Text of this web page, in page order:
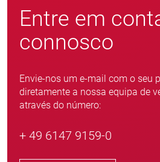
Entre em
connosco
Envie-nos um e-mail com o seu
diretamente a nossa equipa de
através do número:
+ 49 6147 9159-0